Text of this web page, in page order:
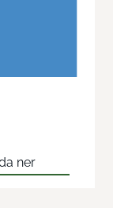
ner